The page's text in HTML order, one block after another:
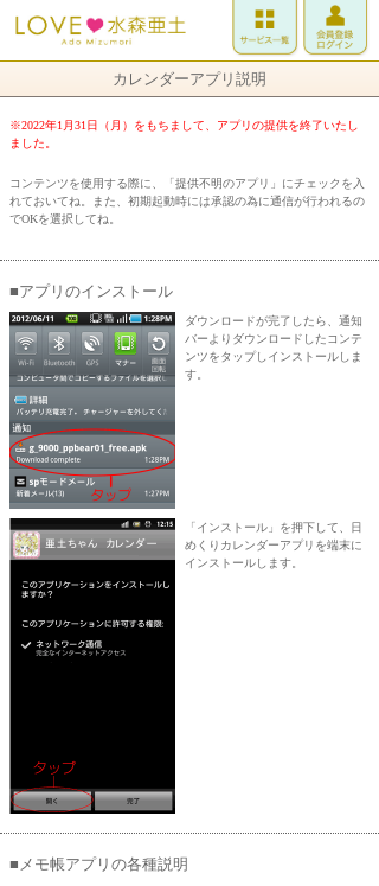
カレンダーアプリ説明
※2022年1月31日（月）をもちまして、アプリの提供を終了いたし
ました。
コンテンツを使用する際に、「提供不明のアプリ」にチェックを入
れておいてね。また、初期起動時には承認の為に通信が行われるの
でOKを選択してね。
■アプリのインストール
ダウンロードが完了したら、通知
バーよりダウンロードしたコンテ
ンツをタップしインストールしま
す。
「インストール」を押下して、日
めくりカレンダーアプリを端末に
インストールします。
■メモ帳アプリの各種説明